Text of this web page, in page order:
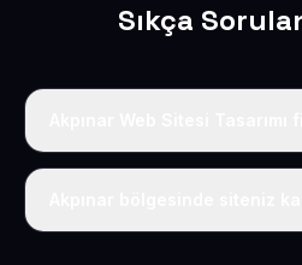
Sıkça
Tek fiyat uygulanır: yıllık 50